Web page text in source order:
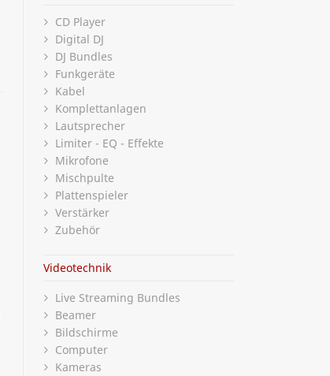
CD Player
Digital DJ
DJ Bundles
Funkgeräte
Kabel
Komplettanlagen
Lautsprecher
Limiter - EQ - Effekte
Mikrofone
Mischpulte
Plattenspieler
Verstärker
Zubehör
Videotechnik
Live Streaming Bundles
Beamer
Bildschirme
Computer
Kameras